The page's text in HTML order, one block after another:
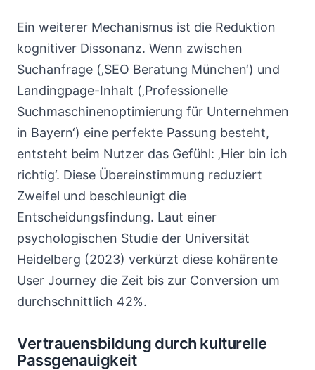
Ein weiterer Mechanismus ist die Reduktion
kognitiver Dissonanz. Wenn zwischen
Suchanfrage (‚SEO Beratung München‘) und
Landingpage-Inhalt (‚Professionelle
Suchmaschinenoptimierung für Unternehmen
in Bayern‘) eine perfekte Passung besteht,
entsteht beim Nutzer das Gefühl: ‚Hier bin ich
richtig‘. Diese Übereinstimmung reduziert
Zweifel und beschleunigt die
Entscheidungsfindung. Laut einer
psychologischen Studie der Universität
Heidelberg (2023) verkürzt diese kohärente
User Journey die Zeit bis zur Conversion um
durchschnittlich 42%.
Vertrauensbildung durch kulturelle
Passgenauigkeit